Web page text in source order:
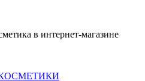
в интернет-магазине